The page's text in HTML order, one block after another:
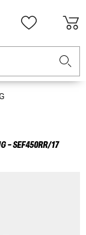
- SEF450RR/17